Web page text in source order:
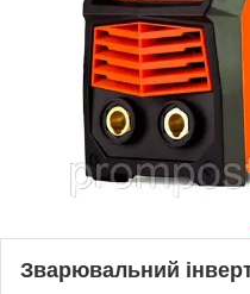
Зварювальний